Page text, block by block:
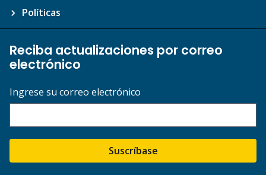
Políticas
Reciba actualizaciones por correo
electrónico
Ingrese su correo electrónico
Suscríbase